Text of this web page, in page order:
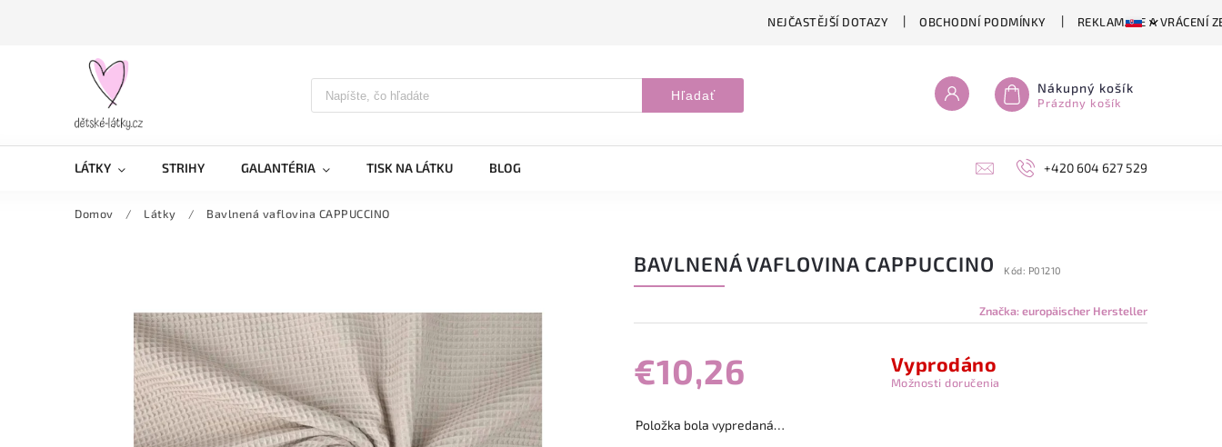
NEJČASTĚJŠÍ DOTAZY OBCHODNÍ PODMÍNKY REKLAMACE A VRÁCENÍ
Hľadať Nákupný košík
Prázdny košík
LÁTKY STRIHY GALANTÉRIA TISK NA LÁTKU BLOG +420 604 627 529
Domov / Látky / Bavlnená vaflovina CAPPUCCINO
BAVLNENÁ VAFLOVINA CAPPUCCINO Kód: P01210
Značka:europäischer Hersteller
€10,26 Vyprodáno
Možnosti doručenia
Položka bola vypredaná…